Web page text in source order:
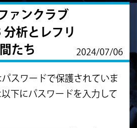
ァンクラブ
分析とレフリ
たち
2024/07/06
スワードで保護されていま
下にパスワードを入力して